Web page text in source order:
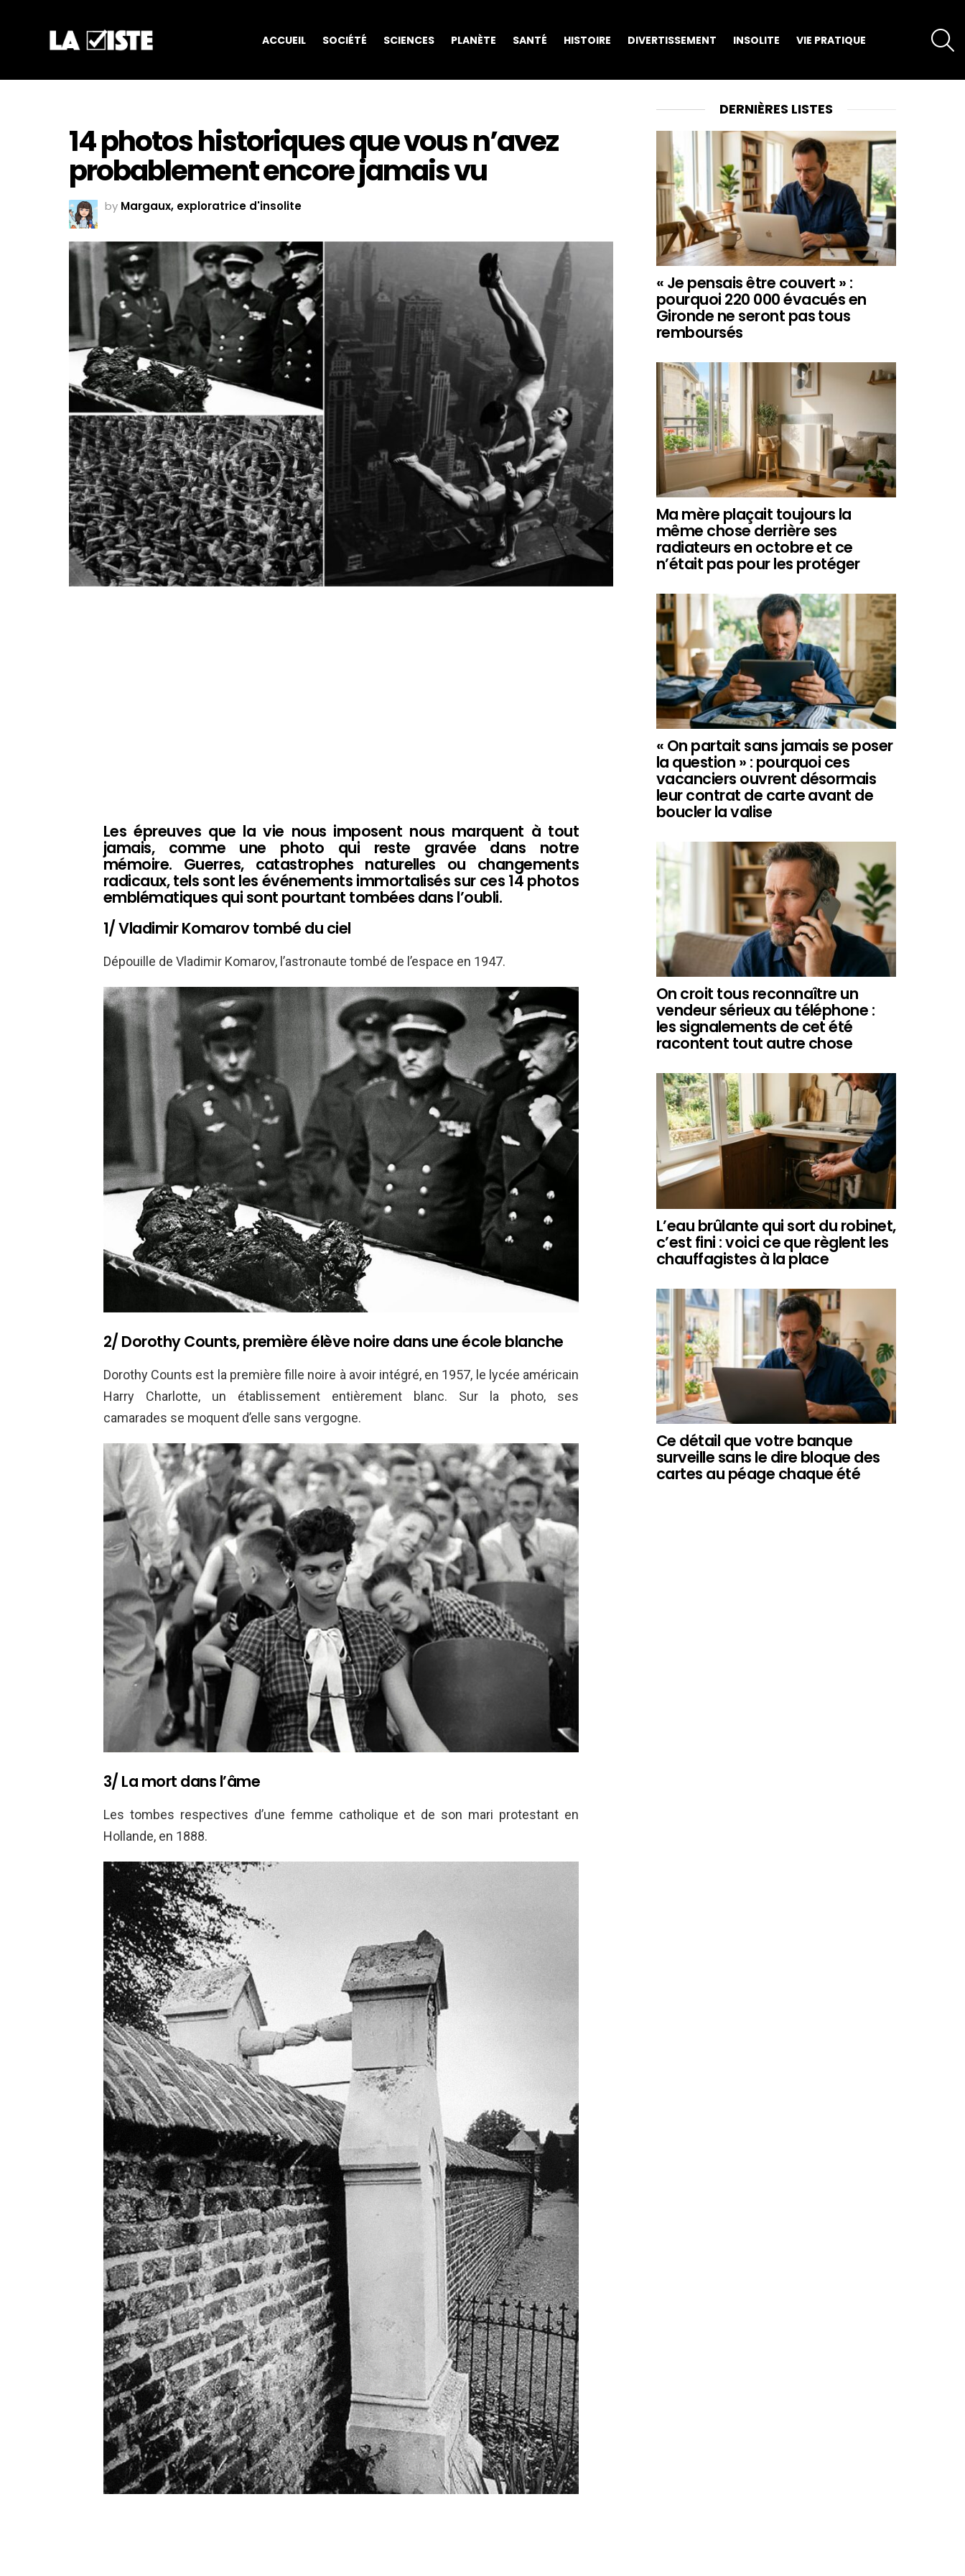
ACCUEIL SOCIÉTÉ SCIENCES PLANÈTE SANTÉ HISTOIRE DIVERTISSEMENT INSOLITE VIE PRATIQUE
14 photos historiques que vous n’avez
probablement encore jamais vu
by Margaux, exploratrice d'insolite
Les épreuves que la vie nous imposent nous marquent à tout
jamais, comme une photo qui reste gravée dans notre
mémoire. Guerres, catastrophes naturelles ou changements
radicaux, tels sont les événements immortalisés sur ces 14 photos
emblématiques qui sont pourtant tombées dans l’oubli.
1/ Vladimir Komarov tombé du ciel
Dépouille de Vladimir Komarov, l’astronaute tombé de l’espace en 1947.
2/ Dorothy Counts, première élève noire dans une école blanche
Dorothy Counts est la première fille noire à avoir intégré, en 1957, le lycée américain
Harry Charlotte, un établissement entièrement blanc. Sur la photo, ses
camarades se moquent d’elle sans vergogne.
3/ La mort dans l’âme
Les tombes respectives d’une femme catholique et de son mari protestant en
Hollande, en 1888.
DERNIÈRES LISTES
« Je pensais être couvert » :
pourquoi 220 000 évacués en
Gironde ne seront pas tous
remboursés
Ma mère plaçait toujours la
même chose derrière ses
radiateurs en octobre et ce
n’était pas pour les protéger
« On partait sans jamais se poser
la question » : pourquoi ces
vacanciers ouvrent désormais
leur contrat de carte avant de
boucler la valise
On croit tous reconnaître un
vendeur sérieux au téléphone :
les signalements de cet été
racontent tout autre chose
L’eau brûlante qui sort du robinet,
c’est fini : voici ce que règlent les
chauffagistes à la place
Ce détail que votre banque
surveille sans le dire bloque des
cartes au péage chaque été